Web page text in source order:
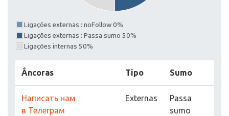
Ligações externas : noFollow 0%
Ligações externas : Passa sumo 50%
Ligações internas 50%
Âncoras Tipo Sumo
Написать нам
в Телеграм
Externas
Passa
sumo